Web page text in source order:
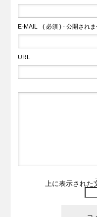
E-MAIL ( 必須 ) - 公開され
URL
上に表示された